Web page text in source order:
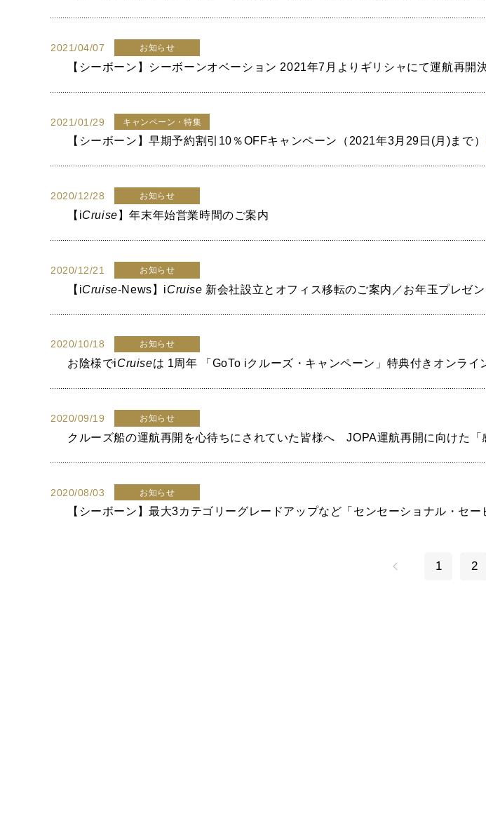
2021/04/07 お知らせ
【シーボーン】シーボーンオベーション 2021年7月よりギリシャにて運航再開決
2021/01/29 キャンペーン・特集
【シーボーン】早期予約割引10％OFFキャンペーン（2021年3月29日(月)まで）
2020/12/28 お知らせ
【 iCruise 】年末年始営業時間のご案内
2020/12/21 お知らせ
【 iCruise-News】 iCruise 新会社設立とオフィス移転のご案内／お年玉プレゼ
2020/10/18 お知らせ
お陰様でiCruiseは 1周年 「GoTo iクルーズ・キャンペーン」特典付きオンライ
2020/09/19 お知らせ
クルーズ船の運航再開を心待ちにされていた皆様へ JOPA運航再開に向けた「
2020/08/03 お知らせ
【シーボーン】最大3カテゴリーグレードアップなど「センセーショナル・セー
1 2